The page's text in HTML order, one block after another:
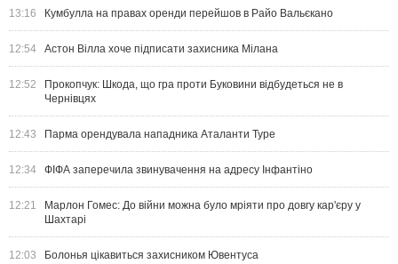
13:16 Кумбулла на правах оренди перейшов в Райо Вальєкано
12:54 Астон Вілла хоче підписати захисника Мілана
12:52
Прокопчук: Шкода, що гра проти Буковини відбудеться не в
Чернівцях
12:43 Парма орендувала нападника Аталанти Туре
12:34 ФІФА заперечила звинувачення на адресу Інфантіно
12:21
Марлон Гомес: До війни можна було мріяти про довгу кар'єру у
Шахтарі
12:03 Болонья цікавиться захисником Ювентуса